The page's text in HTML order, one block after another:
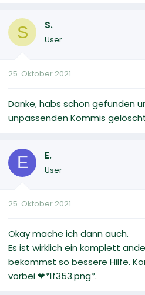
S S.
User
25. Oktober 2021
Danke, habs schon gefunden
unpassenden Kommis
E E.
User
25. Oktober 2021
Okay mache ich dann auch.
Es ist wirklich ein komplett
bekommst so bessere Hilfe.
vorbei ❤*1f353.png*.